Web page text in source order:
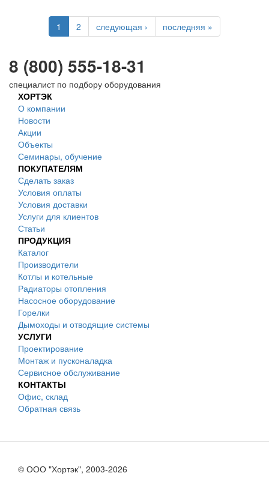
1 2 следующая › последняя »
8 (800) 555-18-31
специалист по подбору оборудования
ХОРТЭК
О компании
Новости
Акции
Объекты
Семинары, обучение
ПОКУПАТЕЛЯМ
Сделать заказ
Условия оплаты
Условия доставки
Услуги для клиентов
Статьи
ПРОДУКЦИЯ
Каталог
Производители
Котлы и котельные
Радиаторы отопления
Насосное оборудование
Горелки
Дымоходы и отводящие системы
УСЛУГИ
Проектирование
Монтаж и пусконаладка
Сервисное обслуживание
КОНТАКТЫ
Офис, склад
Обратная связь
© ООО "Хортэк", 2003-2026